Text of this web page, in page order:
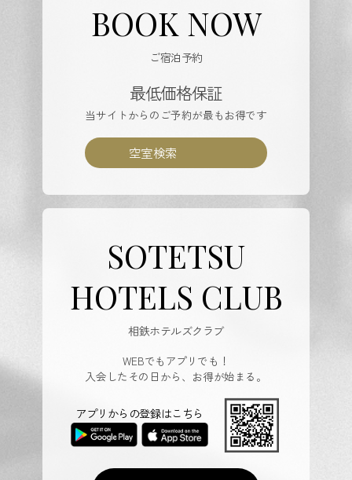
BOOK NOW
ご宿泊予約
最低価格保証
当サイトからのご予約が最もお得です
空室検索
SOTETSU
HOTELS CLUB
相鉄ホテルズクラブ
WEBでもアプリでも！
入会したその日から、お得が始まる。
アプリからの登録はこちら